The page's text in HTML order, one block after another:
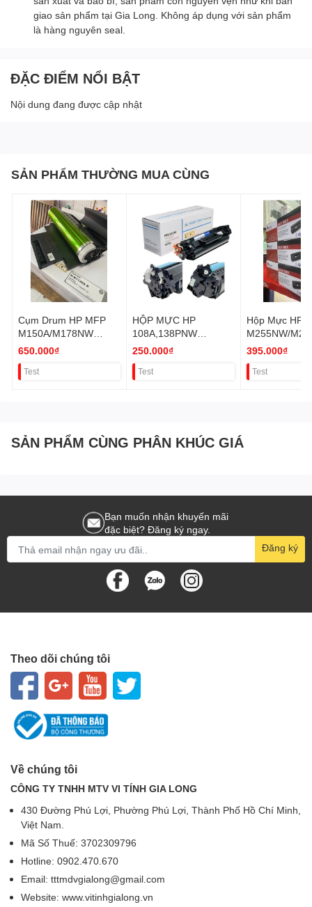
giao sản phẩm tại Gia Long. Không áp dụng với sản phẩm
là hàng nguyên seal.
ĐẶC ĐIỂM NỔI BẬT
Nội dung đang được cập nhật
SẢN PHẨM THƯỜNG MUA CÙNG
Cụm Drum HP MFP
M150A/M178NW
W1120A-R VAT
650.000₫
Test
HỘP MỰC HP
108A,138PNW
(W1110A/W1112A)
250.000₫
Test
Hộp Mực HP
M255NW/
W2110A/
CRG067BK
395.000₫
Test
SẢN PHẨM CÙNG PHÂN KHÚC GIÁ
Bạn muốn nhận khuyến mãi
đặc biệt? Đăng ký ngay.
Đăng ký
Theo dõi chúng tôi
Về chúng tôi
CÔNG TY TNHH MTV VI TÍNH GIA LONG
430 Đường Phú Lợi, Phường Phú Lợi, Thành Phố Hồ Chí Minh,
Việt Nam.
Mã Số Thuế: 3702309796
Hotline: 0902.470.670
Email: tttmdvgialong@gmail.com
Website: www.vitinhgialong.vn